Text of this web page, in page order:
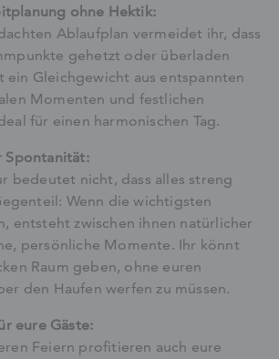
ohne Hektik:
Ablaufplan vermeidet ihr, dass
gehetzt oder überladen
ein Gleichgewicht aus entspannten
Momenten und festlichen
für einen harmonischen Tag.
Spontanität:
bedeutet nicht, dass alles streng
Wenn die wichtigsten
entsteht zwischen ihnen natürlicher
persönliche Momente. Ihr könnt
Raum geben, ohne euren
den Haufen werfen zu müssen.
eure Gäste:
Feiern profitieren auch eure